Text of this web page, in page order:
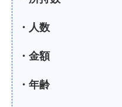
・人数
・金額
・年齢